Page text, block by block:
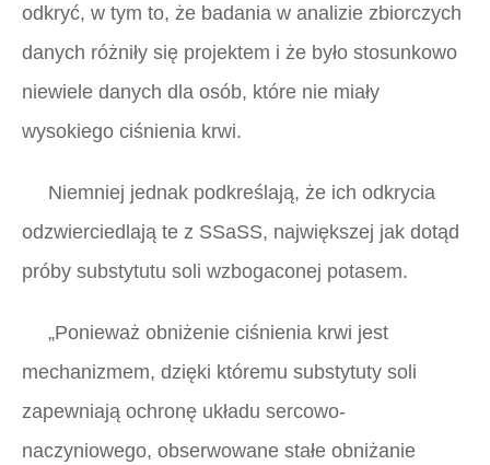
odkryć, w tym to, że badania w analizie zbiorczych
danych różniły się projektem i że było stosunkowo
niewiele danych dla osób, które nie miały
wysokiego ciśnienia krwi.
Niemniej jednak podkreślają, że ich odkrycia
odzwierciedlają te z SSaSS, największej jak dotąd
próby substytutu soli wzbogaconej potasem.
„Ponieważ obniżenie ciśnienia krwi jest
mechanizmem, dzięki któremu substytuty soli
zapewniają ochronę układu sercowo-
naczyniowego, obserwowane stałe obniżanie